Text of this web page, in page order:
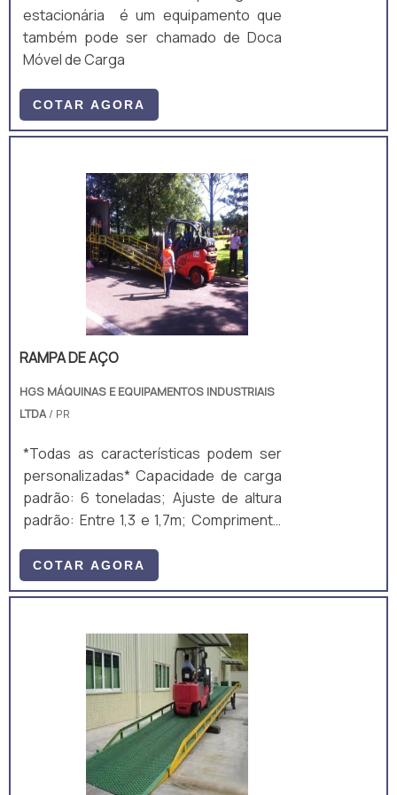
estacionária é um equipamento que
também pode ser chamado de Doca
Móvel de Carga
COTAR AGORA
RAMPA DE AÇO
HGS MÁQUINAS E EQUIPAMENTOS INDUSTRIAIS
LTDA/ PR
*Todas as características podem ser
personalizadas* Capacidade de carga
padrão: 6 toneladas; Ajuste de altura
padrão: Entre 1,3 e 1,7m; Comprimento
2m; Ajuste de altura padrão: Manual,
mecânico, por manivela; Equipamento
carbono A36, composto por perfis
laminados U, I e chapas. A estrutura é
um monobloco, unido através de
soldagem MIG/MAG. • Acompanha: (a)
ART de Projeto e Fabricação; e (b)
Manual técnico;
COTAR AGORA